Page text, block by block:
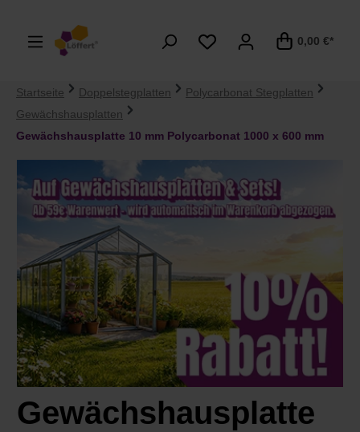
0,00 €*
Startseite Doppelstegplatten
Polycarbonat Stegplatten
Gewächshausplatten
Gewächshausplatte 10 mm Polycarbonat 1000 x 600 mm
Gewächshausplatte